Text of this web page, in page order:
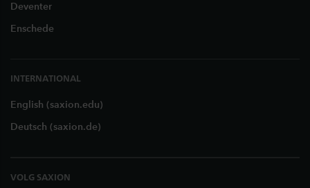
Deventer
Enschede
INTERNATIONAL
English (saxion.edu)
Deutsch (saxion.de)
VOLG SAXION